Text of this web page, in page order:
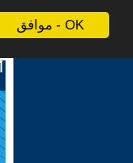
موافق - OK